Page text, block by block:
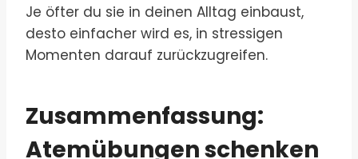
Je öfter du sie in deinen Alltag einbaust,
desto einfacher wird es, in stressigen
Momenten darauf zurückzugreifen.
Zusammenfassung:
Atemübungen schenken